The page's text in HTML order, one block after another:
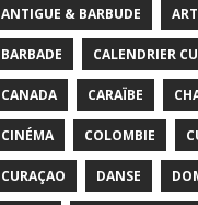
ANTIGUE & BARBUDE
BARBADE CALENDRIER
CANADA CARAÏBE
CINÉMA COLOMBIE
CURAÇAO DANSE